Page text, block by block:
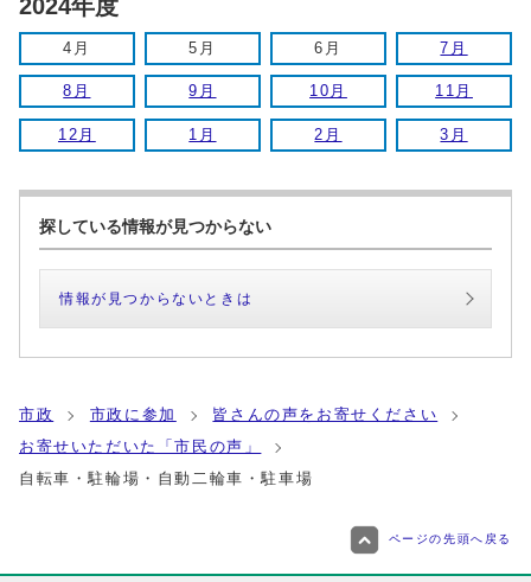
2024年度
4月 5月 6月 7月
8月 9月 10月 11月
12月 1月 2月 3月
探している情報が見つからない
情報が見つからないときは
市政 市政に参加
皆さんの声をお寄せください
お寄せいただいた「市民の声」
自転車・駐輪場・自動二輪車・駐車場
ページの先頭へ戻る